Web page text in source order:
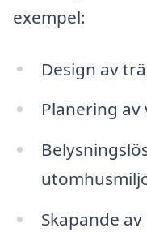
exempel:
Design av
Planering
Skapande